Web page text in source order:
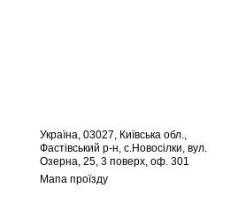
Україна, 03027, Київська обл.,
Фастівський р-н, с.Новосілки, вул.
Озерна, 25, 3 поверх, оф. 301
Мапа проїзду